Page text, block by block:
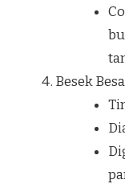
Besek